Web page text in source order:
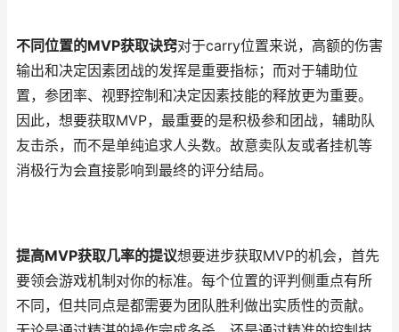
不同位置的MVP获取诀窍对于carry位置来说，高额的伤害
输出和决定因素团战的发挥是重要指标；而对于辅助位
置，参团率、视野控制和决定因素技能的释放更为重要。
因此，想要获取MVP，最重要的是积极参和团战，辅助队
友击杀，而不是单纯追求人头数。故意卖队友或者挂机等
消极行为会直接影响到最终的评分结局。
提高MVP获取几率的提议想要进步获取MVP的机会，首先
要领会游戏机制对你的标准。每个位置的评判侧重点有所
不同，但共同点是都需要为团队胜利做出实质性的贡献。